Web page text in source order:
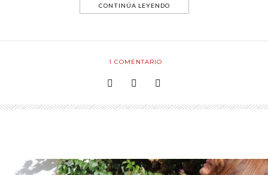
CONTINÚA LEYENDO
1 COMENTARIO